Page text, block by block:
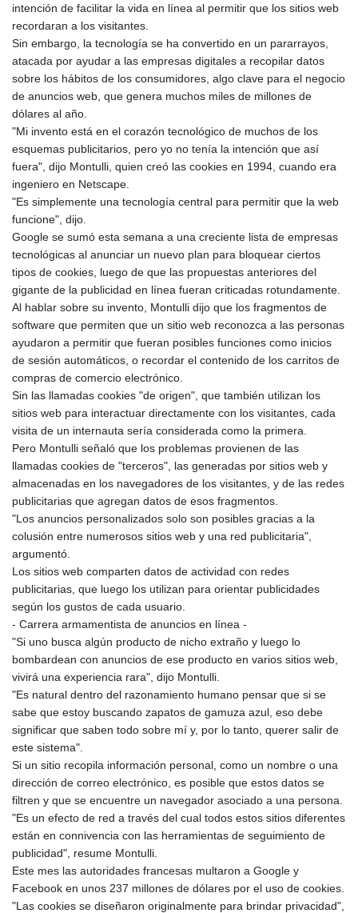
intención de facilitar la vida en línea al permitir que los sitios web
recordaran a los visitantes.
Sin embargo, la tecnología se ha convertido en un pararrayos,
atacada por ayudar a las empresas digitales a recopilar datos
sobre los hábitos de los consumidores, algo clave para el negocio
de anuncios web, que genera muchos miles de millones de
dólares al año.
"Mi invento está en el corazón tecnológico de muchos de los
esquemas publicitarios, pero yo no tenía la intención que así
fuera", dijo Montulli, quien creó las cookies en 1994, cuando era
ingeniero en Netscape.
"Es simplemente una tecnología central para permitir que la web
funcione", dijo.
Google se sumó esta semana a una creciente lista de empresas
tecnológicas al anunciar un nuevo plan para bloquear ciertos
tipos de cookies, luego de que las propuestas anteriores del
gigante de la publicidad en línea fueran criticadas rotundamente.
Al hablar sobre su invento, Montulli dijo que los fragmentos de
software que permiten que un sitio web reconozca a las personas
ayudaron a permitir que fueran posibles funciones como inicios
de sesión automáticos, o recordar el contenido de los carritos de
compras de comercio electrónico.
Sin las llamadas cookies "de origen", que también utilizan los
sitios web para interactuar directamente con los visitantes, cada
visita de un internauta sería considerada como la primera.
Pero Montulli señaló que los problemas provienen de las
llamadas cookies de "terceros", las generadas por sitios web y
almacenadas en los navegadores de los visitantes, y de las redes
publicitarias que agregan datos de esos fragmentos.
"Los anuncios personalizados solo son posibles gracias a la
colusión entre numerosos sitios web y una red publicitaria",
argumentó.
Los sitios web comparten datos de actividad con redes
publicitarias, que luego los utilizan para orientar publicidades
según los gustos de cada usuario.
- Carrera armamentista de anuncios en línea -
"Si uno busca algún producto de nicho extraño y luego lo
bombardean con anuncios de ese producto en varios sitios web,
vivirá una experiencia rara", dijo Montulli.
"Es natural dentro del razonamiento humano pensar que si se
sabe que estoy buscando zapatos de gamuza azul, eso debe
significar que saben todo sobre mí y, por lo tanto, querer salir de
este sistema".
Si un sitio recopila información personal, como un nombre o una
dirección de correo electrónico, es posible que estos datos se
filtren y que se encuentre un navegador asociado a una persona.
"Es un efecto de red a través del cual todos estos sitios diferentes
están en connivencia con las herramientas de seguimiento de
publicidad", resume Montulli.
Este mes las autoridades francesas multaron a Google y
Facebook en unos 237 millones de dólares por el uso de cookies.
"Las cookies se diseñaron originalmente para brindar privacidad",